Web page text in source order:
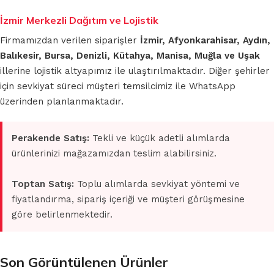
İzmir Merkezli Dağıtım ve Lojistik
Firmamızdan verilen siparişler İzmir, Afyonkarahisar, Aydın,
Balıkesir, Bursa, Denizli, Kütahya, Manisa, Muğla ve Uşak
illerine lojistik altyapımız ile ulaştırılmaktadır. Diğer şehirler
için sevkiyat süreci müşteri temsilcimiz ile WhatsApp
üzerinden planlanmaktadır.
Perakende Satış: Tekli ve küçük adetli alımlarda
ürünlerinizi mağazamızdan teslim alabilirsiniz.
Toptan Satış: Toplu alımlarda sevkiyat yöntemi ve
fiyatlandırma, sipariş içeriği ve müşteri görüşmesine
göre belirlenmektedir.
Son Görüntülenen Ürünler